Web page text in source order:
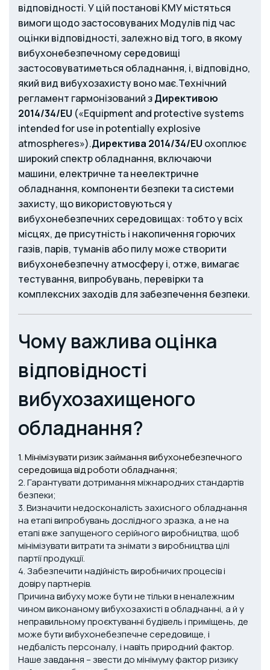
відповідності. У цій постанові КМУ містяться
вимоги щодо застосовуваних Модулів під час
оцінки відповідності, залежно від того, в якому
вибухонебезпечному середовищі
застосовуватиметься обладнання, і, відповідно,
який вид вибухозахисту воно має.Технічний
регламент гармонізований зДирективою
2014/34/EU («Equipment and protective systems
intended for use in potentially explosive
atmospheres»).Директива 2014/34/EU охоплює
широкий спектр обладнання, включаючи
машини, електричне та неелектричне
обладнання, компоненти безпеки та системи
захисту, що використовуються у
вибухонебезпечних середовищах: тобто у всіх
місцях, де присутність і накопичення горючих
газів, парів, туманів або пилу може створити
вибухонебезпечну атмосферу і, отже, вимагає
тестування, випробувань, перевірки та
комплексних заходів для забезпечення безпеки.
Чому важлива оцінка
відповідності
вибухозахищеного
обладнання?
1. Мінімізувати ризик займання вибухонебезпечного
середовища від роботи обладнання;
2. Гарантувати дотримання міжнародних стандартів
безпеки;
3. Визначити недосконалість захисного обладнання
на етапі випробувань дослідного зразка, а не на
етапі вже запущеного серійного виробництва, щоб
мінімізувати витрати та знімати з виробництва цілі
партії продукції.
4. Забезпечити надійність виробничих процесів і
довіру партнерів.
Причина вибуху може бути не тільки в неналежним
чином виконаному вибухозахисті в обладнанні, а й у
неправильному проєктуванні будівель і приміщень, де
може бути вибухонебезпечне середовище, і
недбалість персоналу, і навіть природний фактор.
Наше завдання – звести до мінімуму фактор ризику